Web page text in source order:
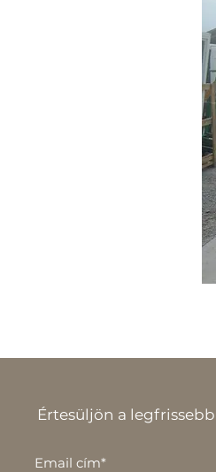
Értesüljön a
Email cím*